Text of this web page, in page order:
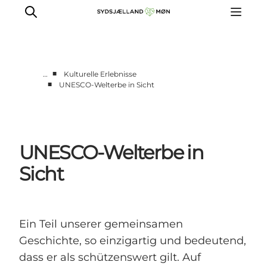
Essen
Unterkunft
Reise planen
… ■
Kulturelle Erlebnisse
■
UNESCO-Welterbe in Sicht
UNESCO-Welterbe in
Sicht
Ein Teil unserer gemeinsamen
Geschichte, so einzigartig und bedeutend,
dass er als schützenswert gilt. Auf